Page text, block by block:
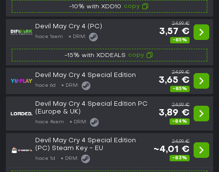
-10% with XDD10 copy
Devil May Cry 4 (PC)
hace 1sem DRM:
24,99 €
3,57 €
-85%
-15% with XDDEALS copy
Devil May Cry 4 Special Edition
hace 6d DRM:
24,99 €
3,65 €
-85%
Devil May Cry 4 Special Edition PC
(Europe & UK)
hace 4sem DRM:
24,99 €
3,89 €
-84%
Devil May Cry 4 Special Edition
(PC) Steam Key - EU
hace 1d DRM:
24,99 €
~4,01 €
-83%